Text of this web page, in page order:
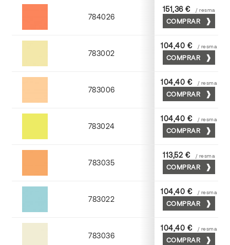
784026
Palosanto
151,36 € / resma
COMPRAR
783002
Crema
104,40 € / resma
COMPRAR
783006
Abricot
104,40 € / resma
COMPRAR
783024
Cromo
104,40 € / resma
COMPRAR
783035
Chamoix
113,52 € / resma
COMPRAR
783022
Turquesa
104,40 € / resma
COMPRAR
783036
Gris perla
104,40 € / resma
COMPRAR